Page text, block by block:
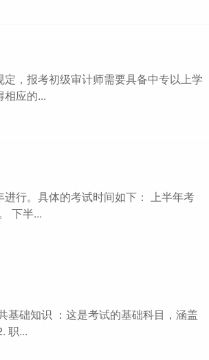
，报考初级审计师需要具备中专以上学
应的...
行。具体的考试时间如下： 上半年考
下半...
基础知识 ：这是考试的基础科目，涵盖
职...